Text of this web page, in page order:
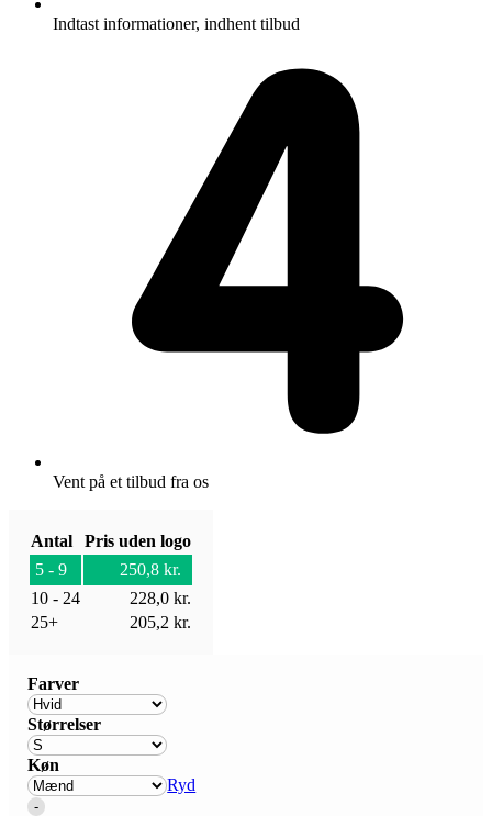
Indtast informationer, indhent tilbud
Vent på et tilbud fra os
Antal
Pris uden logo
5 - 9
250,8 kr.
10 - 24
228,0 kr.
25+
205,2 kr.
Farver
Størrelser
Køn
Ryd
Quantity
-